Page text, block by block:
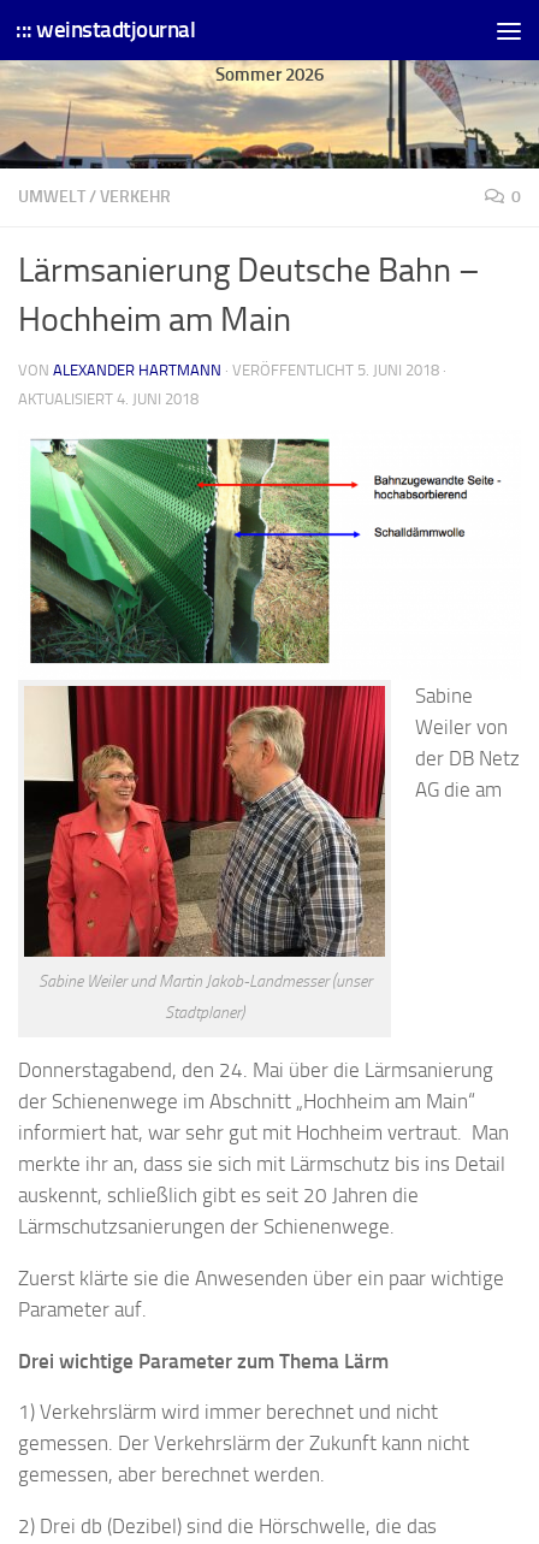
Skip to content
::: weinstadtjournal
Sommer 2026
UMWELT/VERKEHR 0
Lärmsanierung Deutsche Bahn –
Hochheim am Main
VON ALEXANDER HARTMANN · VERÖFFENTLICHT 5. JUNI 2018 ·
AKTUALISIERT 4. JUNI 2018
Sabine Weiler und Martin Jakob-Landmesser (unser
Stadtplaner)
Sabine
Weiler von
der DB Netz
AG die am
Donnerstagabend, den 24. Mai über die Lärmsanierung
der Schienenwege im Abschnitt „Hochheim am Main“
informiert hat, war sehr gut mit Hochheim vertraut. Man
merkte ihr an, dass sie sich mit Lärmschutz bis ins Detail
auskennt, schließlich gibt es seit 20 Jahren die
Lärmschutzsanierungen der Schienenwege.
Zuerst klärte sie die Anwesenden über ein paar wichtige
Parameter auf.
Drei wichtige Parameter zum Thema Lärm
1) Verkehrslärm wird immer berechnet und nicht
gemessen. Der Verkehrslärm der Zukunft kann nicht
gemessen, aber berechnet werden.
2) Drei db (Dezibel) sind die Hörschwelle, die das